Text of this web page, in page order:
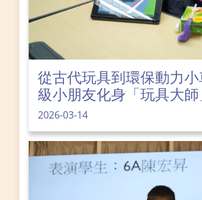
從古代玩具到環保動力
級小朋友化身「玩具大師
2026-03-14